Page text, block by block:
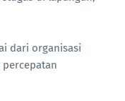
dari organisasi
percepatan